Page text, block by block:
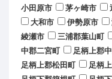
小田原市
茅ヶ崎市
大和市
伊勢原市
綾瀬市
三浦郡葉山町
中郡二宮町
足柄上郡
足柄上郡松田町
足柄